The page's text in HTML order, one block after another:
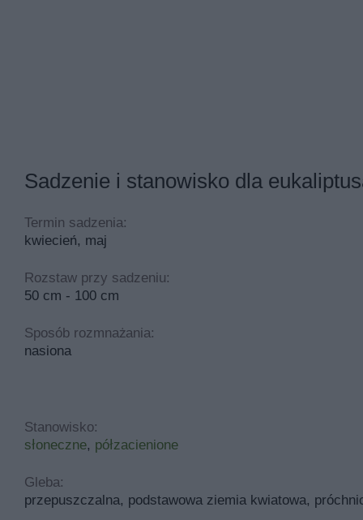
Sadzenie i stanowisko dla
Termin sadzenia:
kwiecień, maj
Rozstaw przy sadzeniu:
50 cm - 100 cm
Sposób rozmnażania:
nasiona
Stanowisko:
słoneczne, półzacienione
Gleba:
przepuszczalna, podstawowa ziemia kwiatowa,